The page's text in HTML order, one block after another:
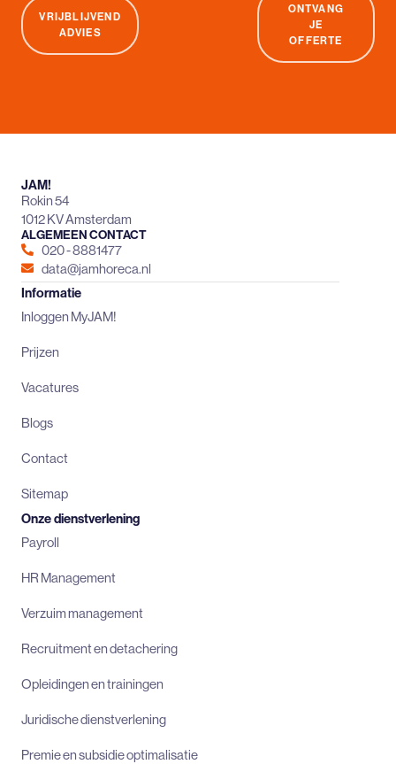
VRIJBLIJVEND
ADVIES
ONTVANG
JE
OFFERTE
JAM!
Rokin 54
1012 KV Amsterdam
ALGEMEEN CONTACT
020 - 8881477
data@jamhoreca.nl
Informatie
Inloggen MyJAM!
Prijzen
Vacatures
Blogs
Contact
Sitemap
Onze dienstverlening
Payroll
HR Management
Verzuim management
Recruitment en detachering
Opleidingen en trainingen
Juridische dienstverlening
Premie en subsidie optimalisatie